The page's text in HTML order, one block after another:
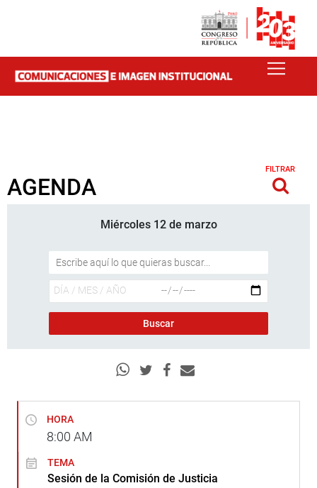
AGENDA
FILTRAR
Miércoles 12 de marzo
HORA
8:00 AM
TEMA
Sesión de la Comisión de Justicia